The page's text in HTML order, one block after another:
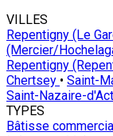
VILLES
Repentigny (Le
(Mercier/
Repentigny
Chertsey • Saint-
Saint-Nazaire-
TYPES
Bâtisse